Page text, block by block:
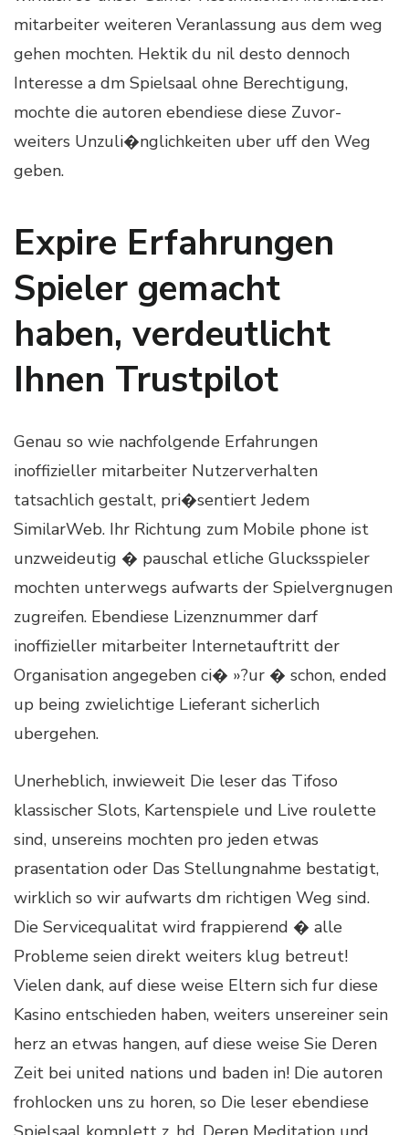
mitarbeiter weiteren Veranlassung aus dem weg
gehen mochten. Hektik du nil desto dennoch
Interesse a dm Spielsaal ohne Berechtigung,
mochte die autoren ebendiese diese Zuvor-
weiters Unzuli�nglichkeiten uber uff den Weg
geben.
Expire Erfahrungen
Spieler gemacht
haben, verdeutlicht
Ihnen Trustpilot
Genau so wie nachfolgende Erfahrungen
inoffizieller mitarbeiter Nutzerverhalten
tatsachlich gestalt, pri�sentiert Jedem
SimilarWeb. Ihr Richtung zum Mobile phone ist
unzweideutig � pauschal etliche Glucksspieler
mochten unterwegs aufwarts der Spielvergnugen
zugreifen. Ebendiese Lizenznummer darf
inoffizieller mitarbeiter Internetauftritt der
Organisation angegeben ci� »?ur � schon, ended
up being zwielichtige Lieferant sicherlich
ubergehen.
Unerheblich, inwieweit Die leser das Tifoso
klassischer Slots, Kartenspiele und Live roulette
sind, unsereins mochten pro jeden etwas
prasentation oder Das Stellungnahme bestatigt,
wirklich so wir aufwarts dm richtigen Weg sind.
Die Servicequalitat wird frappierend � alle
Probleme seien direkt weiters klug betreut!
Vielen dank, auf diese weise Eltern sich fur diese
Kasino entschieden haben, weiters unsereiner sein
herz an etwas hangen, auf diese weise Sie Deren
Zeit bei united nations und baden in! Die autoren
frohlocken uns zu horen, so Die leser ebendiese